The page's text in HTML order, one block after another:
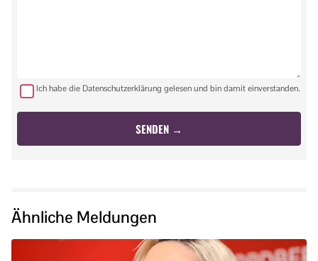
Ich habe die Datenschutzerklärung gelesen und bin damit einverstanden.
Ähnliche Meldungen